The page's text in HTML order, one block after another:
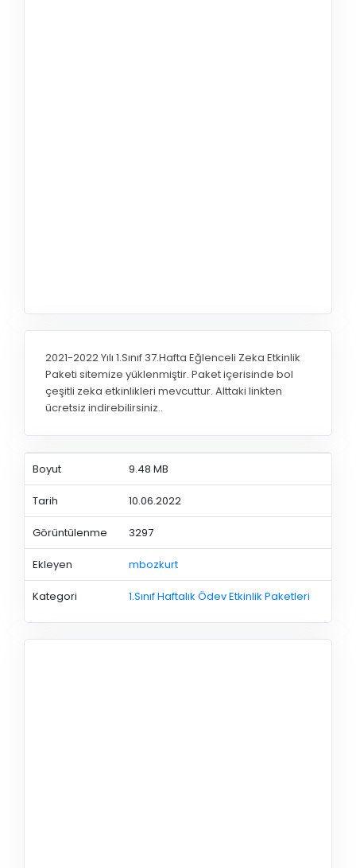
2021-2022 Yılı 1.Sınıf 37.Hafta Eğlenceli Zeka Etkinlik
Paketi sitemize yüklenmiştir. Paket içerisinde bol
çeşitli zeka etkinlikleri mevcuttur. Alttaki linkten
ücretsiz indirebilirsiniz..
Boyut 9.48 MB
Tarih 10.06.2022
Görüntülenme 3297
Ekleyen mbozkurt
Kategori 1.Sınıf Haftalık Ödev Etkinlik Paketleri